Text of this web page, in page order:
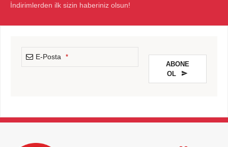
İndirimlerden ilk sizin haberiniz olsun!
E-Posta *
ABONE
OL
field